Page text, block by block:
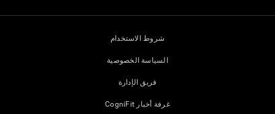
شروط الاستخدام
السياسة الخصوصية
فريق الإدارة
غرفة أخبار CogniFit